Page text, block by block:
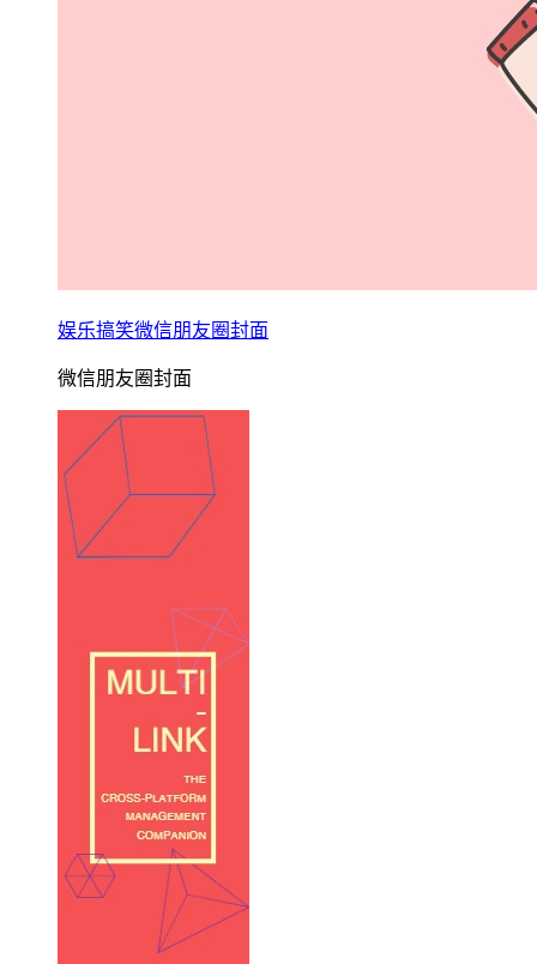
娱乐搞笑微信朋友圈封面
微信朋友圈封面